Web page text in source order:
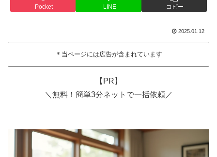
Pocket LINE コピー
2025.01.12
＊当ページには広告が含まれています
【PR】
＼無料！簡単3分ネットで一括依頼／